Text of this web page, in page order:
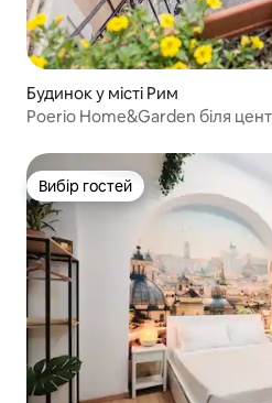
Будинок у місті Рим
Poerio Home&Garden біля
Вибір гостей
Вибір гостей